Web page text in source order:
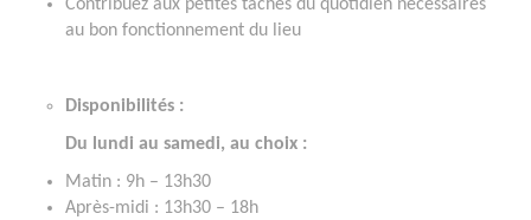
Contribuez aux petites tâches du quotidien nécessaires
au bon fonctionnement du lieu
Disponibilités :
Du lundi au samedi, au choix :
Matin : 9h – 13h30
Après-midi : 13h30 – 18h